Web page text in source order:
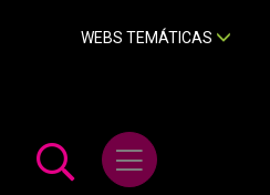
WEBS TEMÁTICAS
Abrir menú